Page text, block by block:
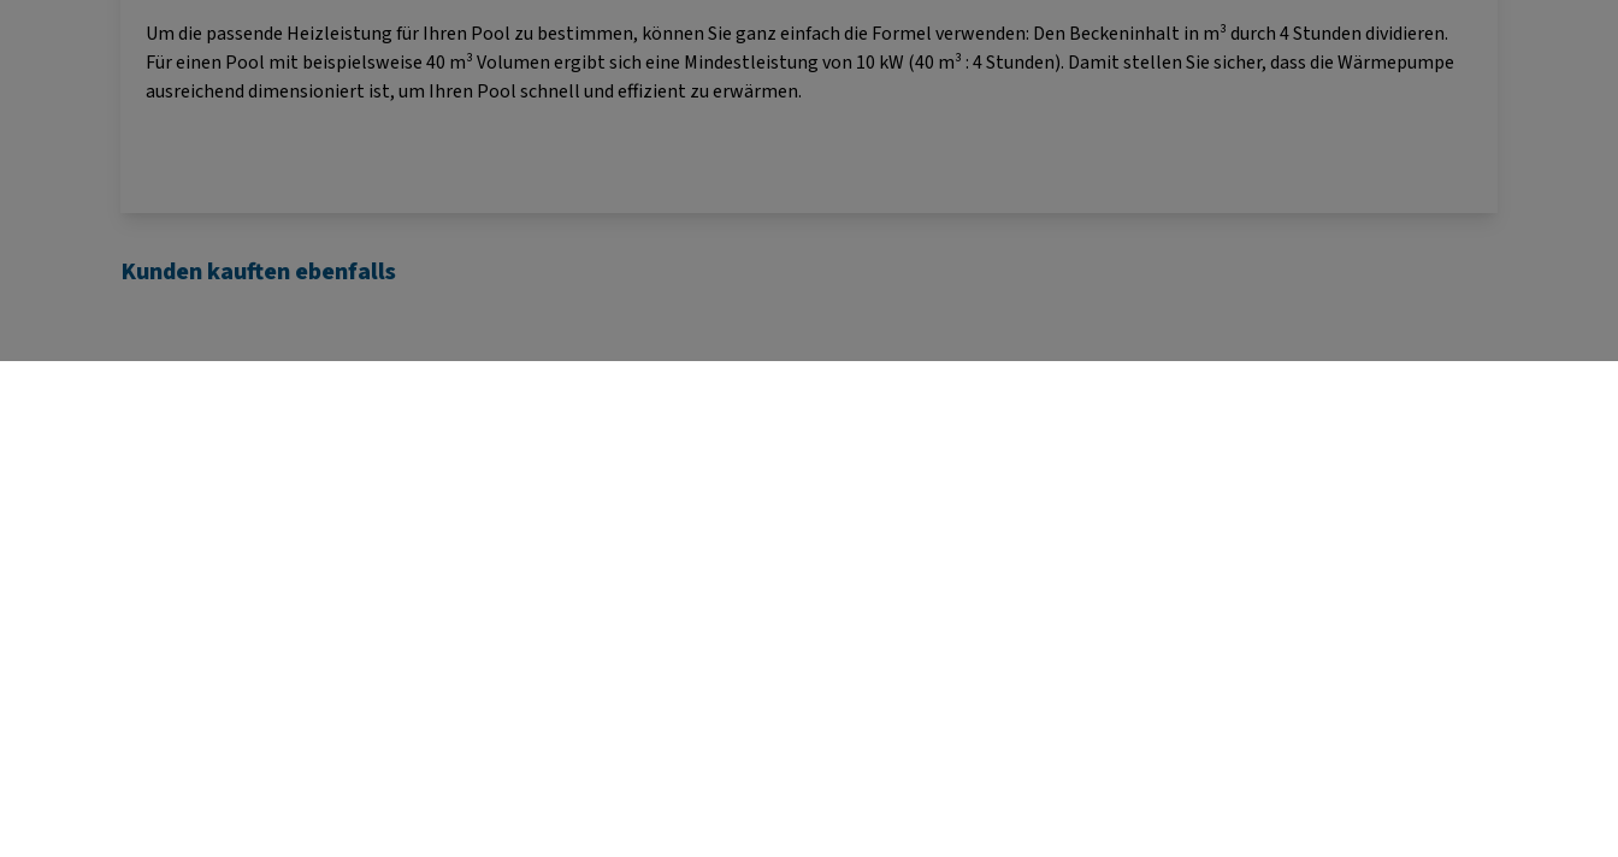
Um die passende Heizleistung für Ihren Pool zu bestimmen, können Sie ganz einfach die Formel verwenden: Den Beckeninhalt in m³ durch 4 Stunden dividieren.
Für einen Pool mit beispielsweise 40 m³ Volumen ergibt sich eine Mindestleistung von 10 kW (40 m³ : 4 Stunden). Damit stellen Sie sicher, dass die Wärmepumpe
ausreichend dimensioniert ist, um Ihren Pool schnell und effizient zu erwärmen.
Kunden kauften ebenfalls